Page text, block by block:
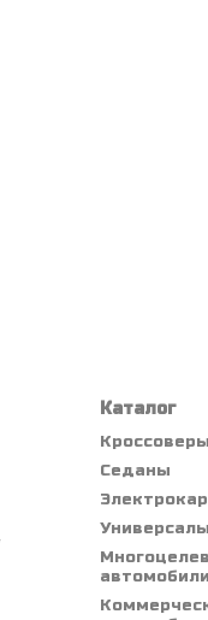
Каталог
Кроссоверы
Седаны
автомобили